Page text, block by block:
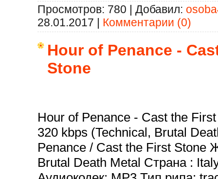
Просмотров: 780 | Добавил:
28.01.2017 | Комментарии (0)
Hour of Penance -
Stone
Hour of Penance - Cast the
320 kbps (Technical, Brutal
Penance / Cast the First Stone
Brutal Death Metal Страна :